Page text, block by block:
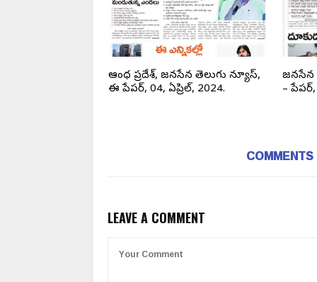
ఆంధ్ర ప్రదేశ్, జనసేన తెలుగు న్యూస్,
ఈ పేపర్, 04, ఏప్రిల్, 2024.
జనసేన
–
COMMENTS
LEAVE A COMMENT